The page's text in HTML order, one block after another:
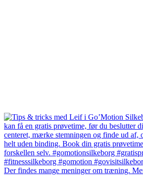
Der findes mange meninger om træning.